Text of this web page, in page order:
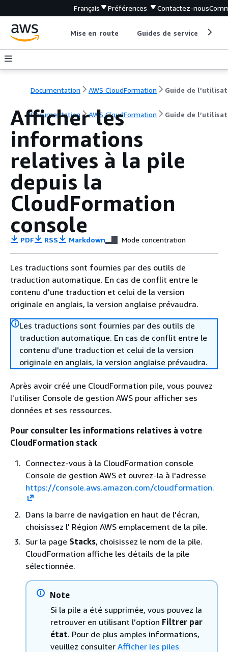
Français Préférences Contactez-nous
Mise en route Guides de service
Documentation AWS CloudFormation
Documentation AWS CloudFormation Guide de
Afficher les
informations
relatives à la pile
depuis la
CloudFormation
console
PDF RSS Markdown Mode concentration
Les traductions sont fournies par des outils de
traduction automatique. En cas de conflit entre le
contenu d'une traduction et celui de la version
originale en anglais, la version anglaise prévaudra.
Les traductions sont fournies par des outils de
traduction automatique. En cas de conflit entre le
contenu d'une traduction et celui de la version
originale en anglais, la version anglaise prévaudra.
Après avoir créé une CloudFormation pile, vous pouvez
l'utiliser Console de gestion AWS pour afficher ses
données et ses ressources.
Pour consulter les informations relatives à votre
CloudFormation stack
Connectez-vous à la CloudFormation console
Console de gestion AWS et ouvrez-la à l'adresse
https://console.aws.amazon.com/cloudformation.
Dans la barre de navigation en haut de l'écran,
choisissez l' Région AWS emplacement de la pile.
Sur la page Stacks, choisissez le nom de la pile.
CloudFormation affiche les détails de la pile
sélectionnée.
Note
Si la pile a été supprimée, vous pouvez la
retrouver en utilisant l’option Filtrer par
état. Pour de plus amples informations,
veuillez consulter Afficher les piles